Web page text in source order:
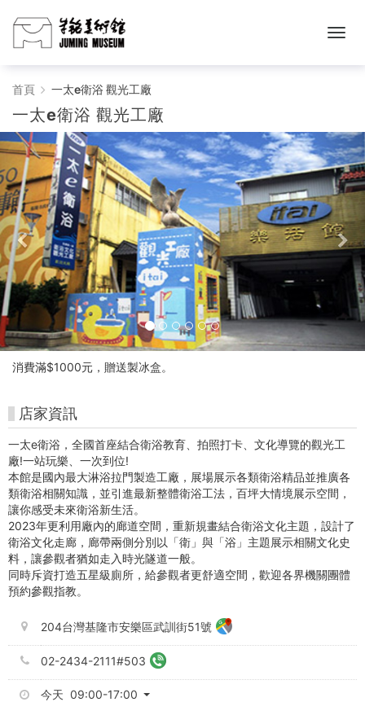
一
太
e
衛
浴
觀
光
工
廠
-
朱
銘
美
術
館
購
票
網
站
首頁 一太e衛浴 觀光工廠
一太e衛浴 觀光工廠
消費滿$1000元，贈送製冰盒。
店家資訊
一太e衛浴，全國首座結合衛浴教育、拍照打卡、文化導覽的觀光工
廠!一站玩樂、一次到位!
本館是國內最大淋浴拉門製造工廠，展場展示各類衛浴精品並推廣各
類衛浴相關知識，並引進最新整體衛浴工法，百坪大情境展示空間，
讓你感受未來衛浴新生活。
2023年更利用廠內的廊道空間，重新規畫結合衛浴文化主題，設計了
衛浴文化走廊，廊帶兩側分別以「衛」與「浴」主題展示相關文化史
料，讓參觀者猶如走入時光隧道一般。
同時斥資打造五星級廁所，給參觀者更舒適空間，歡迎各界機關團體
預約參觀指教。
204台灣基隆市安樂區武訓街51號
02-2434-2111#503
今天 09:00-17:00